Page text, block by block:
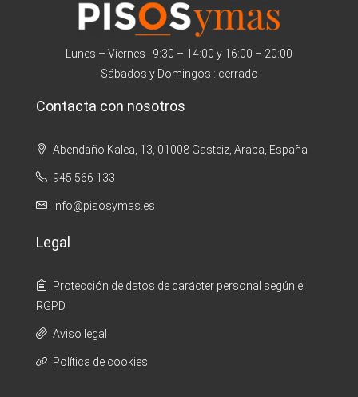
Lunes – Viernes : 9:30 – 14:00 y 16:00 – 20:00
Sábados y Domingos : cerrado
Contacta con nosotros
Abendaño Kalea, 13, 01008 Gasteiz, Araba, España
945 566 133
info@pisosymas.es
Legal
Protección de datos de carácter personal según el
RGPD
Aviso legal
Política de cookies